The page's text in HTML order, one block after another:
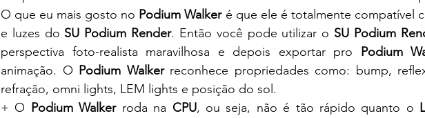
O que eu mais gosto no Podium Walker é que ele é totalmente compatível
e luzes do SU Podium Render. Então você pode utilizar o SU Podium
perspectiva foto-realista maravilhosa e depois exportar pro Podium
animação. O Podium Walker reconhece propriedades como: bump,
refração, omni lights, LEM lights e posição do sol.
+ O Podium Walker roda na CPU, ou seja, não é tão rápido quanto o